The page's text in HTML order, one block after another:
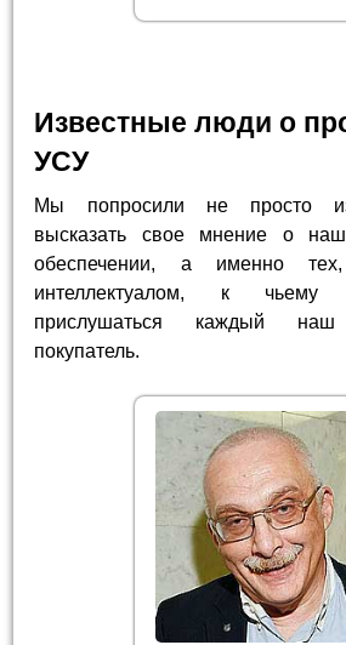
Известные люди о
УСУ
Мы попросили не просто
высказать свое мнение о
обеспечении, а именно
интеллектуалом, к
прислушаться каждый наш
покупатель.